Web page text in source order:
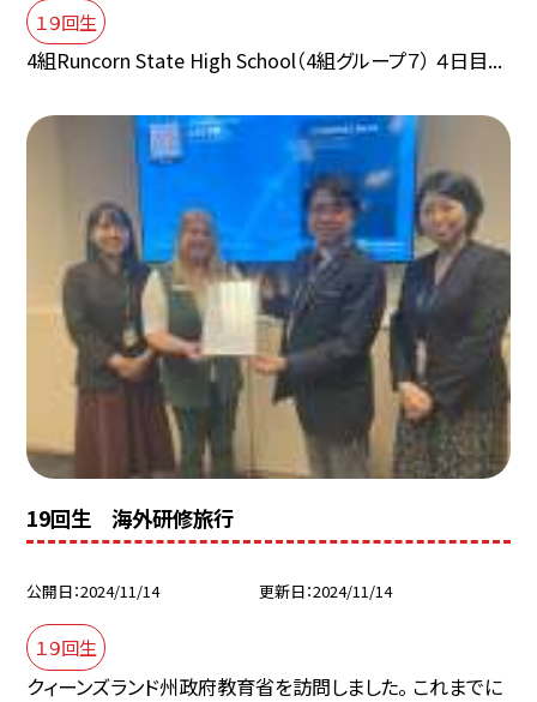
１９回生
4組Runcorn State High School（4組グループ７） ４日目...
19回生 海外研修旅行
公開日 2024/11/14 更新日 2024/11/14
１９回生
クィーンズランド州政府教育省を訪問しました。 これまでに